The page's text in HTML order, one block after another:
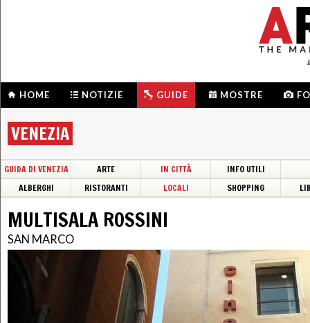
HOME NOTIZIE GUIDE MOSTRE
VENEZIA
GUIDA DI VENEZIA ARTE IN CITTÀ
INFO UTILI
ALBERGHI
RISTORANTI LOCALI SHOPPING
MULTISALA ROSSINI
SAN MARCO